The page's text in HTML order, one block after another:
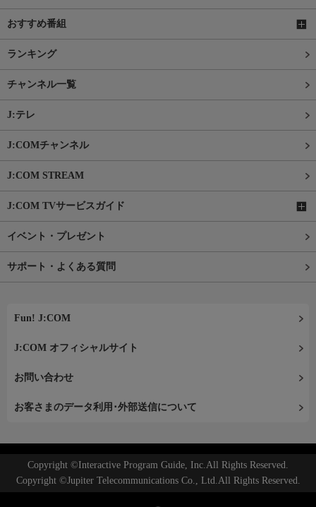
おすすめ番組
ランキング
チャンネル一覧
J:テレ
J:COMチャンネル
J:COM STREAM
J:COM TVサービスガイド
イベント・プレゼント
サポート・よくある質問
Fun! J:COM
J:COM オフィシャルサイト
お問い合わせ
お客さまのデータ利用･外部送信について
Copyright ©Interactive Program Guide, Inc.All Rights Reserved.
Copyright ©Jupiter Telecommunications Co., Ltd.All Rights Reserved.